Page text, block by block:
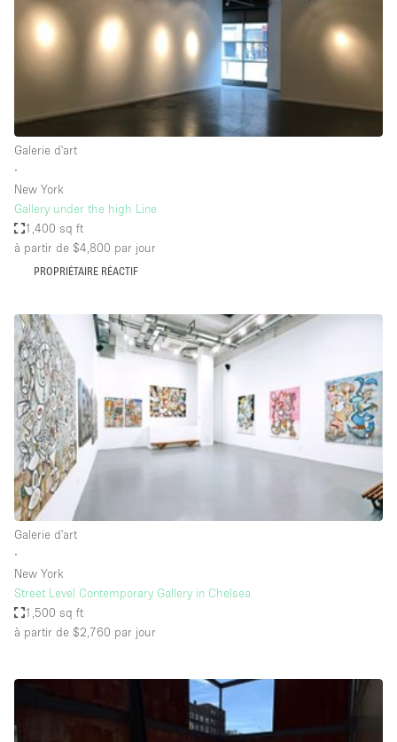
Camion / Fourgon
Container
Entrepôt / Espace Stockage / Box
Espace Atypique / Unique
Espace Publicitaire
Espace Événementiel
Galerie d'art
Lobby / Accueil
Maison / Villa / Hôtel Particulier
Restaurant / Bar / Café
Rooftop
Salle
Salle de Conférence
Salle de Réunion
Salon / Festival
Studio Photo / Tournage
Étal de Marché
Galerie d'art
∙
New York
Gallery under the high Line
1,400 sq ft
à partir de $4,800 par jour
PROPRIÉTAIRE RÉACTIF
Galerie d'art
∙
New York
Street Level Contemporary Gallery in Chelsea
1,500 sq ft
à partir de $2,760 par jour